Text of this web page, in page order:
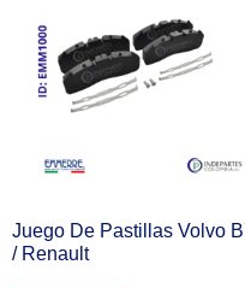
Juego De Pastillas Volvo
/ Renault